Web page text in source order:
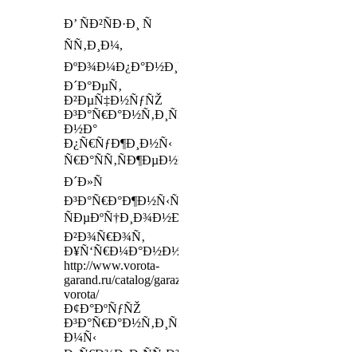
Ð’ ÑÐ²ÑÐ·Ð¸ Ñ
ÑÑ‚Ð¸Ð¼,
ÐºÐ¾Ð¼Ð¿Ð°Ð½Ð¸Ñ
Ð´Ð°ÐµÑ‚
Ð²ÐµÑ‡Ð½ÑƒÑŽ
Ð³Ð°Ñ€Ð°Ð½Ñ‚Ð¸ÑŽ
Ð½Ð°
Ð¿Ñ€ÑƒÐ¶Ð¸Ð½Ñ‹
Ñ€Ð°ÑÑ‚ÑÐ¶ÐµÐ½Ð¸Ñ
Ð´Ð»Ñ
Ð³Ð°Ñ€Ð°Ð¶Ð½Ñ‹Ñ…
ÑÐµÐºÑ†Ð¸Ð¾Ð½Ð½Ñ‹Ñ…
Ð²Ð¾Ñ€Ð¾Ñ‚
Ð¥Ñ‘Ñ€Ð¼Ð°Ð½Ð½
http://www.vorota-
garand.ru/catalog/garazhnye-
vorota/
Ð¢Ð°ÐºÑƒÑŽ
Ð³Ð°Ñ€Ð°Ð½Ñ‚Ð¸ÑŽ
Ð¼Ñ‹